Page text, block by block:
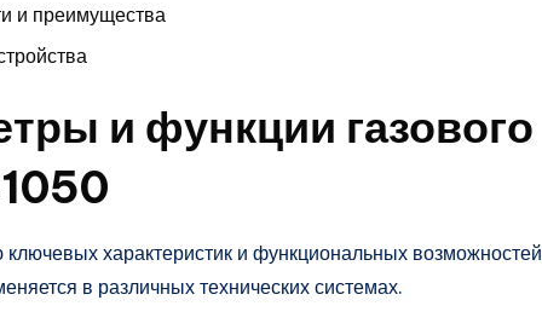
и преимущества
и функции газового
характеристик и функциональных возможностей
в различных технических системах.